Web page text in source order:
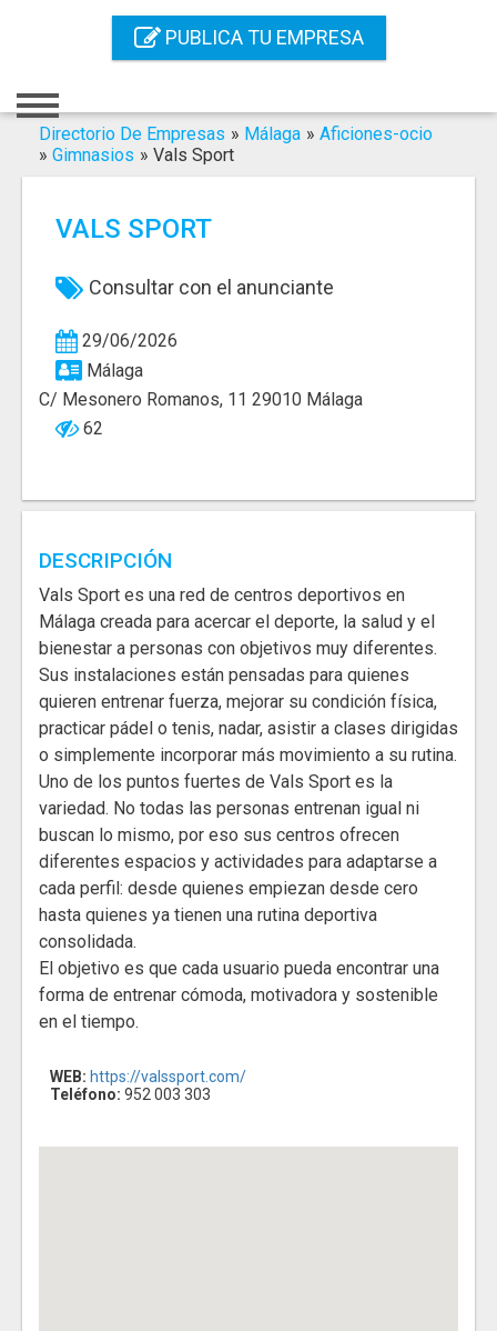
PUBLICA TU EMPRESA
Registro
Contacto
Servicios Online
Servicios SEO
Publica Tu Empresa
Buscar
Directorio De Empresas » Málaga » Aficiones-ocio
» Gimnasios » Vals Sport
VALS SPORT
Consultar con el anunciante
29/06/2026
Málaga
C/ Mesonero Romanos, 11 29010 Málaga
62
DESCRIPCIÓN
Vals Sport es una red de centros deportivos en
Málaga creada para acercar el deporte, la salud y el
bienestar a personas con objetivos muy diferentes.
Sus instalaciones están pensadas para quienes
quieren entrenar fuerza, mejorar su condición física,
practicar pádel o tenis, nadar, asistir a clases dirigidas
o simplemente incorporar más movimiento a su rutina.
Uno de los puntos fuertes de Vals Sport es la
variedad. No todas las personas entrenan igual ni
buscan lo mismo, por eso sus centros ofrecen
diferentes espacios y actividades para adaptarse a
cada perfil: desde quienes empiezan desde cero
hasta quienes ya tienen una rutina deportiva
consolidada.
El objetivo es que cada usuario pueda encontrar una
forma de entrenar cómoda, motivadora y sostenible
en el tiempo.
WEB: https://valssport.com/
Teléfono: 952 003 303